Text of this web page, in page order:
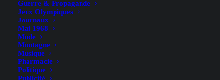
Guerre & Propagande
Jeux Olympiques
Journaux
Mai 1968
Mode
Montagne
Musique
Pharmacie
Politique
Publicité